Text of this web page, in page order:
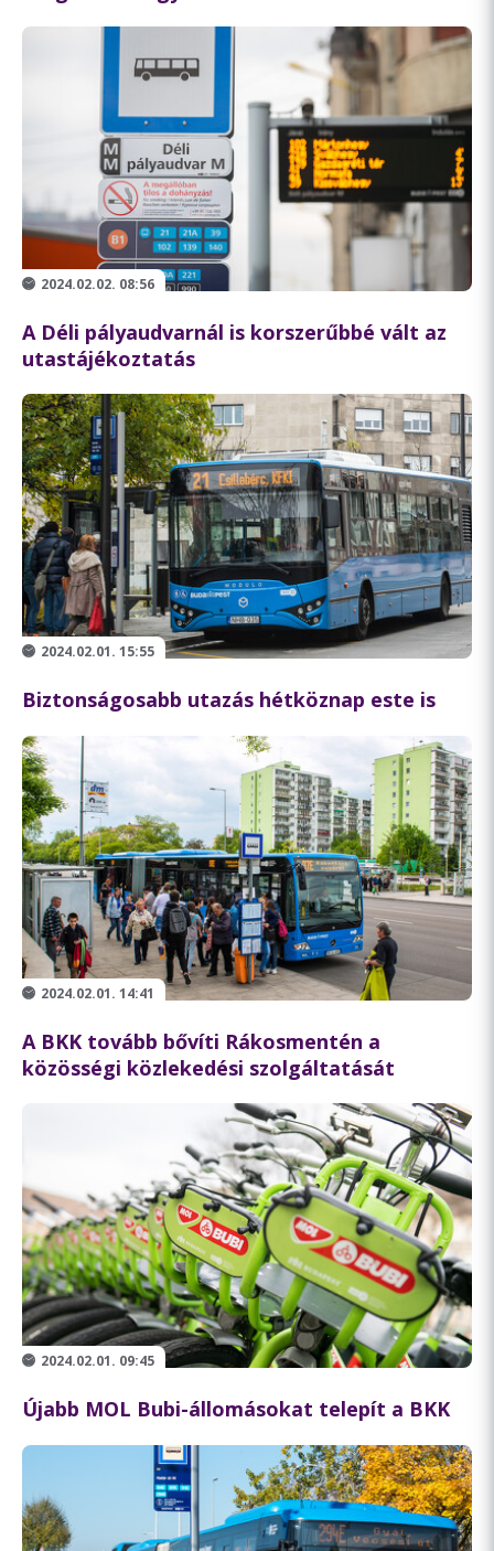
2024.02.02. 08:56
A Déli pályaudvarnál is korszerűbbé vált az
utastájékoztatás
2024.02.01. 15:55
Biztonságosabb utazás hétköznap este is
2024.02.01. 14:41
A BKK tovább bővíti Rákosmentén a
közösségi közlekedési szolgáltatását
2024.02.01. 09:45
Újabb MOL Bubi-állomásokat telepít a BKK